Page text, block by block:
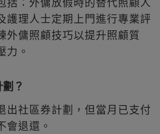
護理人士定期上門進行專業評
外傭照顧技巧以提升照顧質
力。
？
出社區券計劃，但當月已支付
會退還。